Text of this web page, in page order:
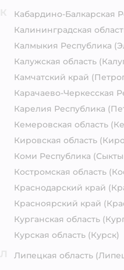
Кабардино-Балкарская
Калининградская
Калмыкия Республика
Калужская область
Камчатский край
Карачаево-Черкесская
Карелия Республика
Кемеровская область
Кировская область
Коми Республика
Костромская область
Краснодарский край
Красноярский край
Курганская область
Курская область (Курск)
Липецкая область